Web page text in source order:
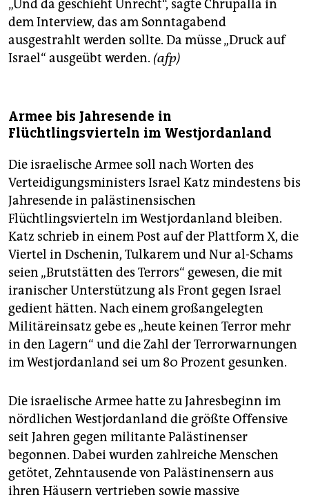
„Und da geschieht Unrecht“, sagte Chrupalla in
dem Interview, das am Sonntagabend
ausgestrahlt werden sollte. Da müsse „Druck auf
Israel“ ausgeübt werden. (afp)
Armee bis Jahresende in
Flüchtlingsvierteln im Westjordanland
Die israelische Armee soll nach Worten des
Verteidigungsministers Israel Katz mindestens bis
Jahresende in palästinensischen
Flüchtlingsvierteln im Westjordanland bleiben.
Katz schrieb in einem Post auf der Plattform X, die
Viertel in Dschenin, Tulkarem und Nur al-Schams
seien „Brutstätten des Terrors“ gewesen, die mit
iranischer Unterstützung als Front gegen Israel
gedient hätten. Nach einem großangelegten
Militäreinsatz gebe es „heute keinen Terror mehr
in den Lagern“ und die Zahl der Terrorwarnungen
im Westjordanland sei um 80 Prozent gesunken.
Die israelische Armee hatte zu Jahresbeginn im
nördlichen Westjordanland die größte Offensive
seit Jahren gegen militante Palästinenser
begonnen. Dabei wurden zahlreiche Menschen
getötet, Zehntausende von Palästinensern aus
ihren Häusern vertrieben sowie massive